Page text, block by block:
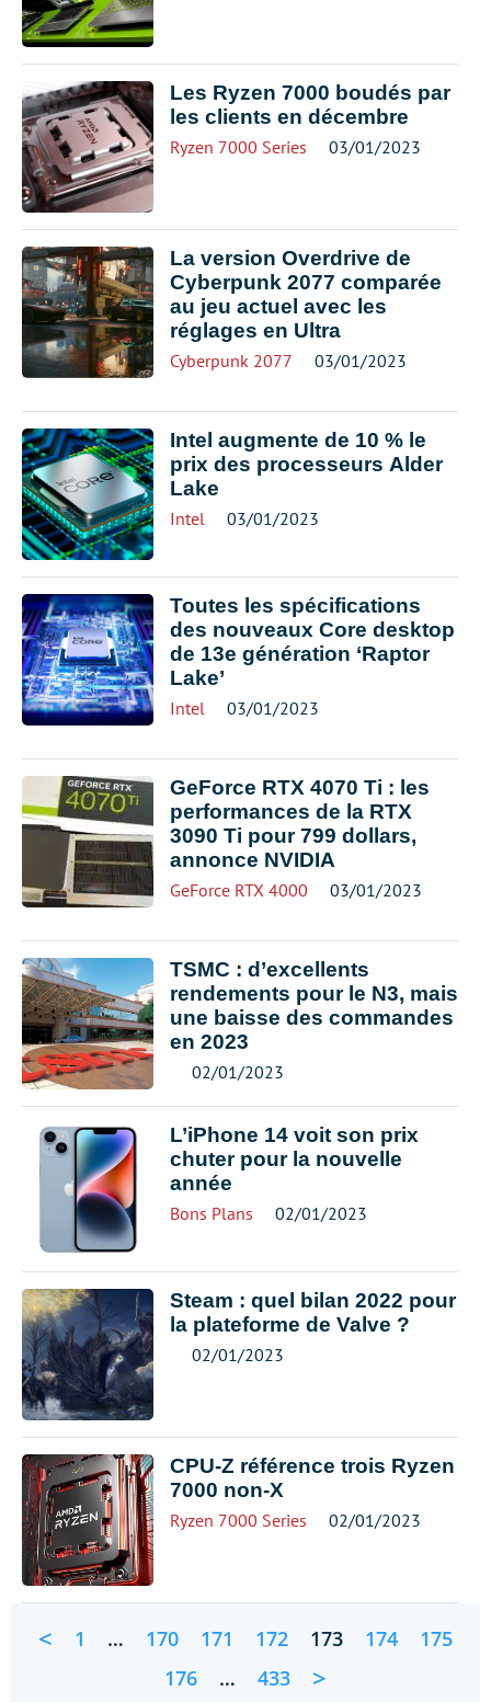
Les Ryzen 7000 boudés par
les clients en décembre
Ryzen 7000 Series 03/01/2023
La version Overdrive de
Cyberpunk 2077 comparée
au jeu actuel avec les
réglages en Ultra
Cyberpunk 2077 03/01/2023
Intel augmente de 10 % le
prix des processeurs Alder
Lake
Intel 03/01/2023
Toutes les spécifications
des nouveaux Core desktop
de 13e génération ‘Raptor
Lake’
Intel 03/01/2023
GeForce RTX 4070 Ti : les
performances de la RTX
3090 Ti pour 799 dollars,
annonce NVIDIA
GeForce RTX 4000 03/01/2023
TSMC : d’excellents
rendements pour le N3, mais
une baisse des commandes
en 2023
02/01/2023
L’iPhone 14 voit son prix
chuter pour la nouvelle
année
Bons Plans 02/01/2023
Steam : quel bilan 2022 pour
la plateforme de Valve ?
02/01/2023
CPU-Z référence trois Ryzen
7000 non-X
Ryzen 7000 Series 02/01/2023
< 1 … 170 171 172 173 174
175
176
… 433 >